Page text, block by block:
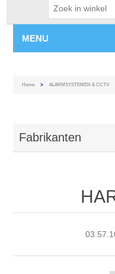
MENU
Home > ALARMSYSTEMEN & CCTV
Fabrikanten